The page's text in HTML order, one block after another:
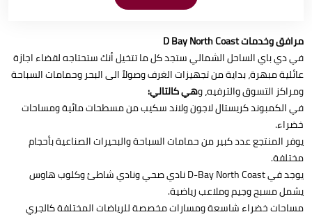
مرافق وخدمات D Bay North Coast
في دي باي الساحل الشمالي ستجد كل ما تتخيل أنك ستحتاجه لقضاء اجازة
عائلية مبهرة، بداية من تجهيزات الغرف وصولاً الى البحر وحمامات السباحة
ومراكز التسوق والترفيه، وهي كالتالي:
في الكمبوند كريستال لاجون ولاند سكيب من مسطحات مائية ومساحات
خضراء.
يوفر المنتجع عدد كبير من حمامات السباحة والبحيرات الصناعية بأحجام
مختلفة.
يوجد في D-Bay North Coast نادي صحي ونادي شاطئ وكلوب هاوس
يشمل مسبح وجيم وملاعب رياضية.
مساحات خضراء شاسعة ومسارات مخصصة للرياضات المختلفة كالجري